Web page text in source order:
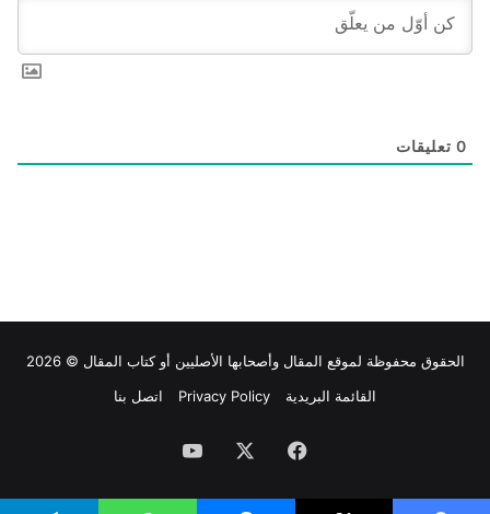
0 تعليقات
الحقوق محفوظة لموقع المقال وأصحابها الأصليين أو كتاب المقال © 2026
القائمة البريدية
Privacy Policy اتصل بنا
فيسبوك ‫YouTube